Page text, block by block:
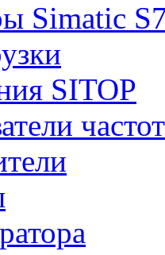
Simatic
SITOP